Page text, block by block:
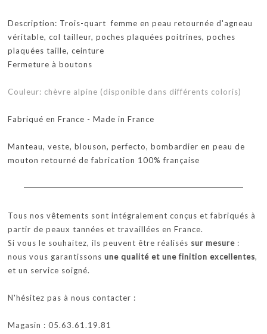
Description: Trois-quart femme en peau retournée d'agneau
véritable, col tailleur, poches plaquées poitrines, poches
plaquées taille, ceinture
Fermeture à boutons
Couleur: chèvre alpine (disponible dans différents coloris)
Fabriqué en France - Made in France
Manteau, veste, blouson, perfecto, bombardier en peau de
mouton retourné de fabrication 100% française
Tous nos vêtements sont intégralement conçus et fabriqués à
partir de peaux tannées et travaillées en France.
Si vous le souhaitez, ils peuvent être réalisés sur mesure :
nous vous garantissons une qualité et une finition excellentes,
et un service soigné.
N'hésitez pas à nous contacter :
Magasin : 05.63.61.19.81